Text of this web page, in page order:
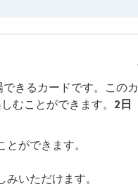
できるカードです。このカ
むことができます。 2日
とができます。
みいただけます。